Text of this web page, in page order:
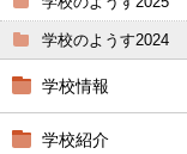
学校のようす2024
学校情報
学校紹介